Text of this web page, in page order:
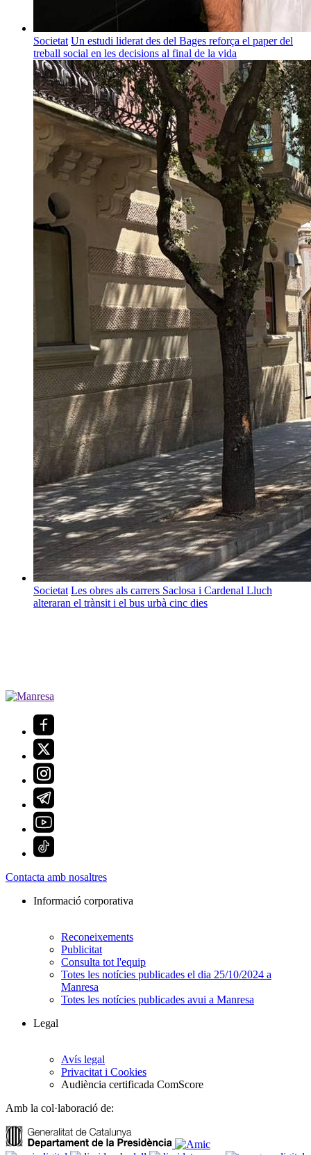
Societat Un estudi liderat des del Bages reforça el paper del
treball social en les decisions al final de la vida
Societat Les obres als carrers Saclosa i Cardenal Lluch
alteraran el trànsit i el bus urbà cinc dies
Contacta amb nosaltres
Informació corporativa
Reconeixements
Publicitat
Consulta tot l'equip
Totes les notícies publicades el dia 25/10/2024 a
Manresa
Totes les notícies publicades avui a Manresa
Legal
Avís legal
Privacitat i Cookies
Audiència certificada ComScore
Amb la col·laboració de: